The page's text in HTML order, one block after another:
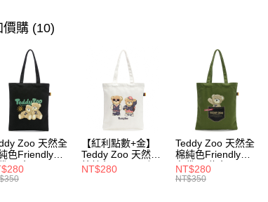
價購 (10)
Zoo 天然全
色Friendly帆
-黑色
【紅利點數+金】
Teddy Zoo 天然全
棉純色Friendly帆
布袋-白色
NT$280
Teddy Zoo 天然全
棉純色Friendly帆
布袋-軍綠色
(TZB107)
NT$280
NT$350